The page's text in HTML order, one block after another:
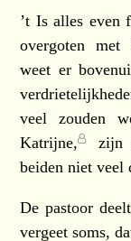
’t Is alles even
overgoten met
weet er
veel zouden
Katrijne, zijn
beiden niet
De pastoor
vergeet soms,